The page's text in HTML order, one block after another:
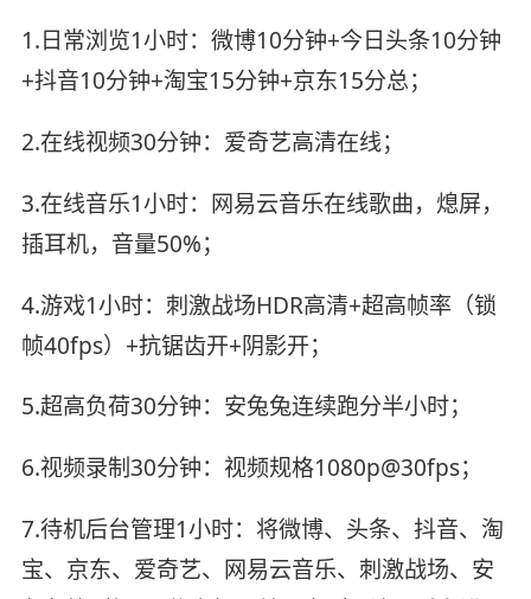
1.日常浏览1小时：微博10分钟+今日头条10分钟
+抖音10分钟+淘宝15分钟+京东15分总；
2.在线视频30分钟：爱奇艺高清在线；
3.在线音乐1小时：网易云音乐在线歌曲，熄屏，
插耳机，音量50%；
4.游戏1小时：刺激战场HDR高清+超高帧率（锁
帧40fps）+抗锯齿开+阴影开；
5.超高负荷30分钟：安兔兔连续跑分半小时；
6.视频录制30分钟：视频规格1080p@30fps；
7.待机后台管理1小时：将微博、头条、抖音、淘
宝、京东、爱奇艺、网易云音乐、刺激战场、安